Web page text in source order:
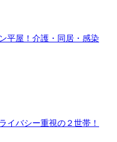
平屋！介護・同居・感染
イバシー重視の２世帯！